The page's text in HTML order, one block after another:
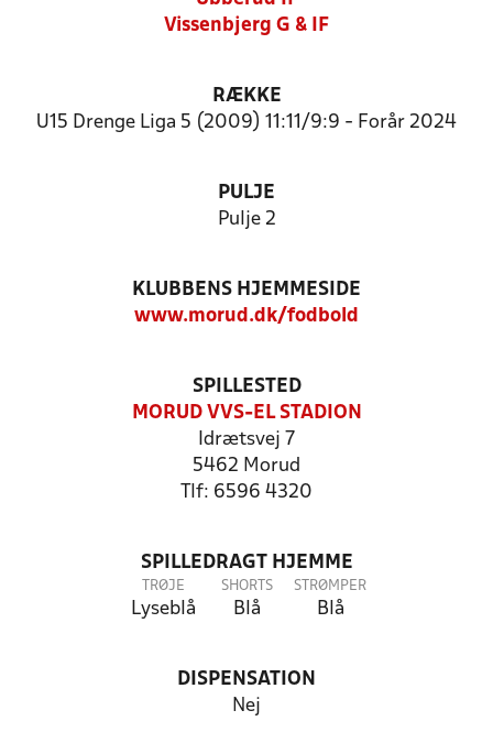
Vissenbjerg G & IF
RÆKKE
U15 Drenge Liga 5 (2009) 11:11/9:9 - Forår 2024
PULJE
Pulje 2
KLUBBENS HJEMMESIDE
www.morud.dk/fodbold
SPILLESTED
MORUD VVS-EL STADION
Idrætsvej 7
5462 Morud
Tlf: 6596 4320
SPILLEDRAGT HJEMME
TRØJE
Lyseblå
SHORTS
Blå
STRØMPER
Blå
DISPENSATION
Nej